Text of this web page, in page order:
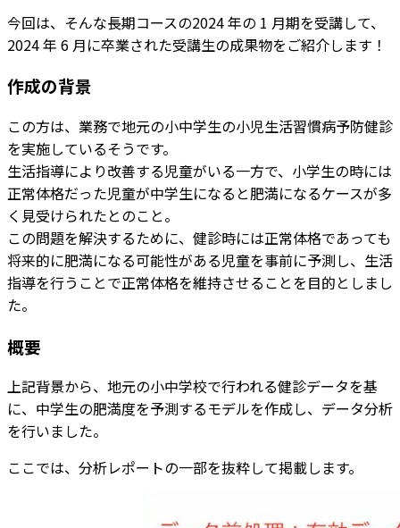
今回は、そんな長期コースの2024 年の 1 月期を受講して、
2024 年 6 月に卒業された受講生の成果物をご紹介します！
作成の背景
この方は、業務で地元の小中学生の小児生活習慣病予防健診
を実施しているそうです。
生活指導により改善する児童がいる一方で、小学生の時には
正常体格だった児童が中学生になると肥満になるケースが多
く見受けられたとのこと。
この問題を解決するために、健診時には正常体格であっても
将来的に肥満になる可能性がある児童を事前に予測し、生活
指導を行うことで正常体格を維持させることを目的としまし
た。
概要
上記背景から、地元の小中学校で行われる健診データを基
に、中学生の肥満度を予測するモデルを作成し、データ分析
を行いました。
ここでは、分析レポートの一部を抜粋して掲載します。